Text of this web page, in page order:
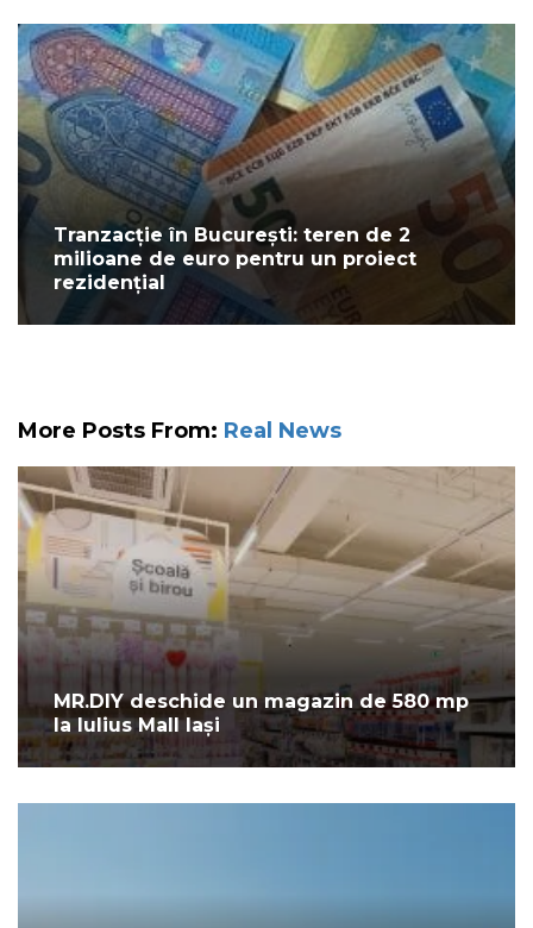
Tranzacție în București: teren de 2
milioane de euro pentru un proiect
rezidențial
More Posts From: Real News
MR.DIY deschide un magazin de 580 mp
la Iulius Mall Iași